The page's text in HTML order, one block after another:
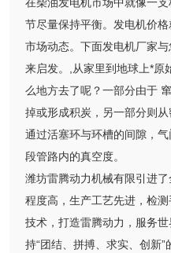
节尽量保持平衡。发电机价
市场动态。下面发电机厂家
来启发。,从家里到地球上*原
么地方去了呢？一部分由于
掉或形成积炭，另一部分则
通过活塞环与环槽的间隙，
段管路内的真空度。
潍坊雷腾动力机械有限引进
程度高，生产工艺先进，检
技术，打造雷腾动力，服务
持“团结、拼搏、求实、创新”